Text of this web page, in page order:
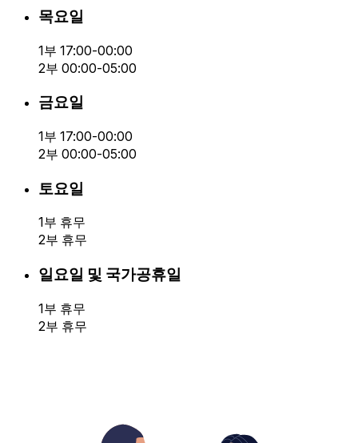
목요일
1부 17:00-00:00
2부 00:00-05:00
금요일
1부 17:00-00:00
2부 00:00-05:00
토요일
1부 휴무
2부 휴무
일요일 및 국가공휴일
1부 휴무
2부 휴무